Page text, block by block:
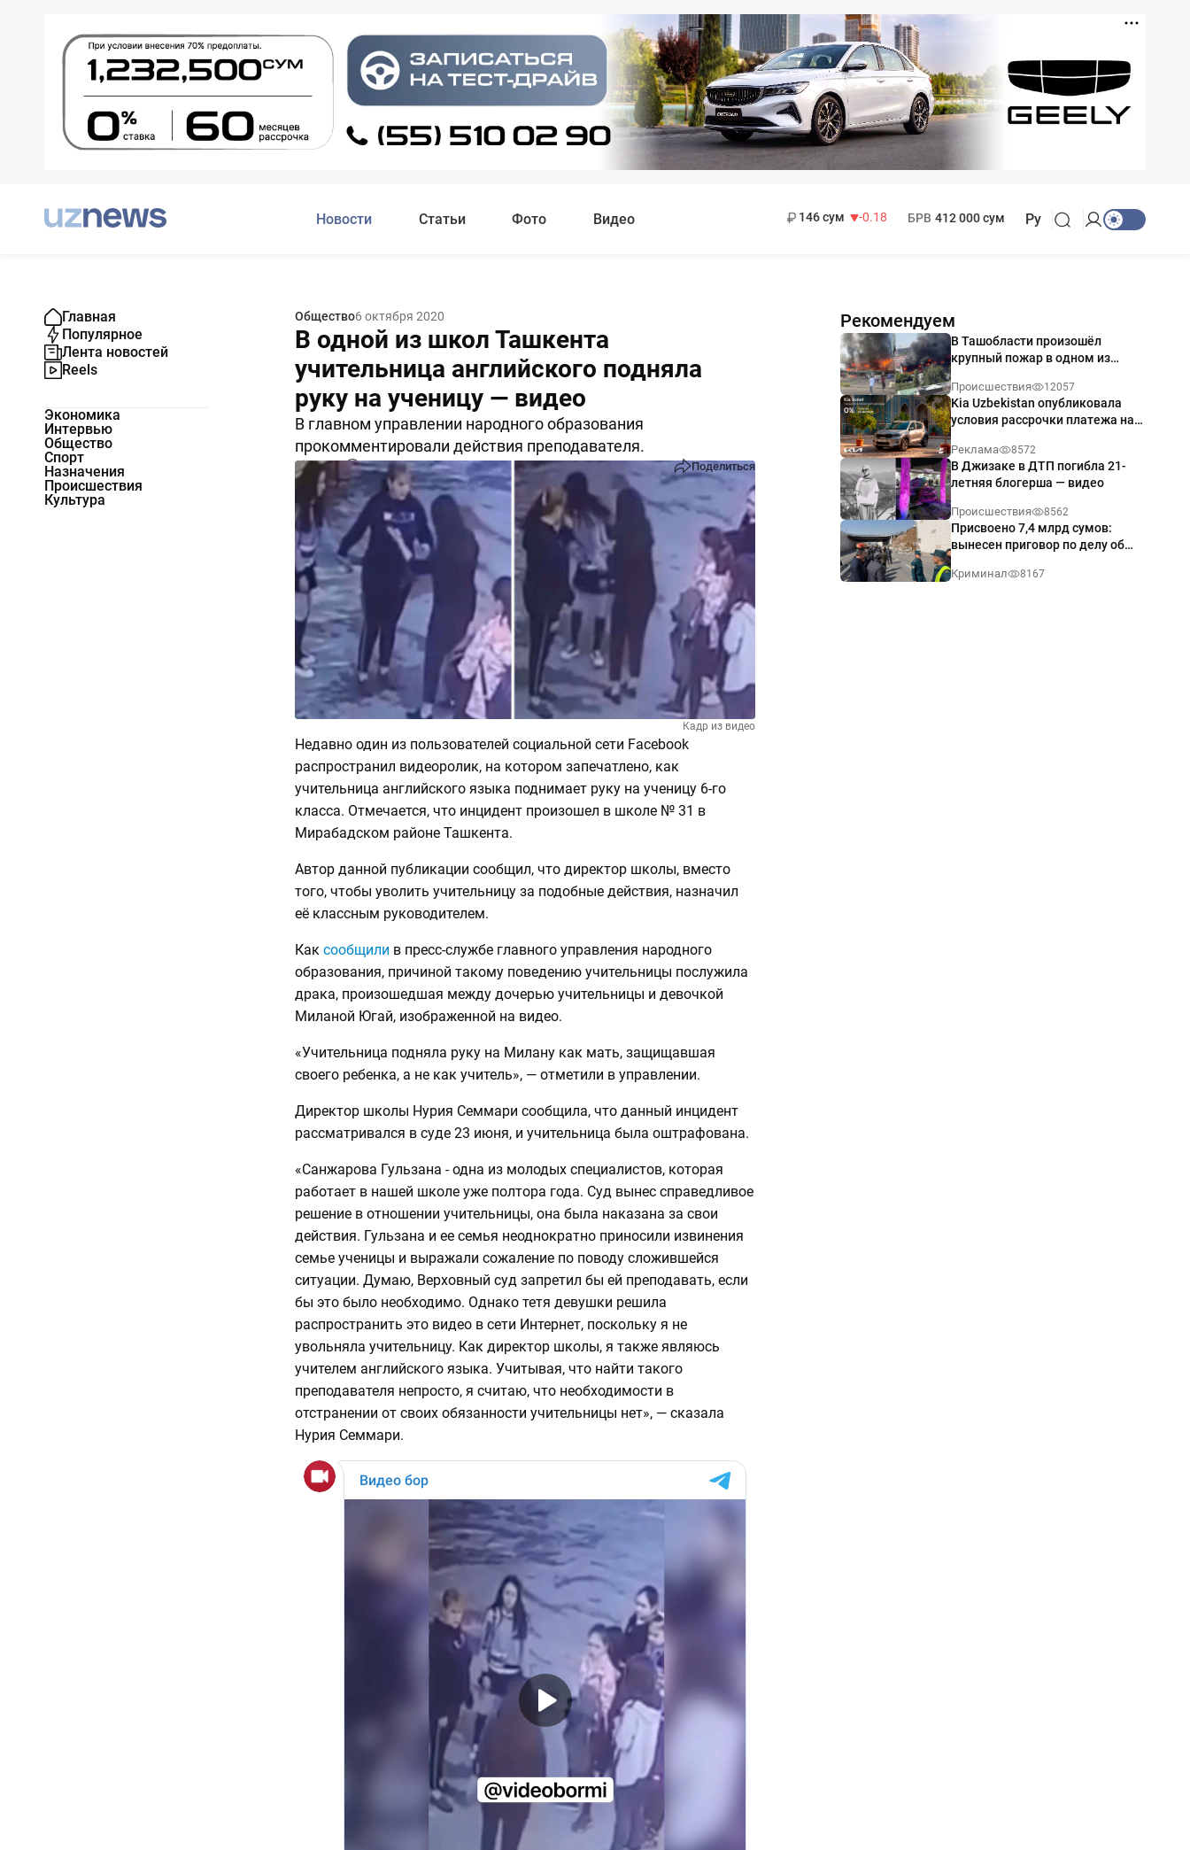
Новости Статьи Фото Видео
146 сум
-0.18
БРВ 412 000 сум Ру
Главная
Популярное
Лента новостей
Reels
Экономика
Интервью
Общество
Спорт
Назначения
Происшествия
Культура
Общество6 октября 2020
В одной из школ Ташкента
учительница английского подняла
руку на ученицу — видео
В главном управлении народного образования
прокомментировали действия преподавателя.
51053 0 Поделиться
Кадр из видео
Недавно один из пользователей социальной сети Facebook
распространил видеоролик, на котором запечатлено, как
учительница английского языка поднимает руку на ученицу 6-го
класса. Отмечается, что инцидент произошел в школе № 31 в
Мирабадском районе Ташкента.
Автор данной публикации сообщил, что директор школы, вместо
того, чтобы уволить учительницу за подобные действия, назначил
её классным руководителем.
Как сообщили в пресс-службе главного управления народного
образования, причиной такому поведению учительницы послужила
драка, произошедшая между дочерью учительницы и девочкой
Миланой Югай, изображенной на видео.
«Учительница подняла руку на Милану как мать, защищавшая
своего ребенка, а не как учитель», — отметили в управлении.
Директор школы Нурия Семмари сообщила, что данный инцидент
рассматривался в суде 23 июня, и учительница была оштрафована.
«Санжарова Гульзана - одна из молодых специалистов, которая
работает в нашей школе уже полтора года. Суд вынес справедливое
решение в отношении учительницы, она была наказана за свои
действия. Гульзана и ее семья неоднократно приносили извинения
семье ученицы и выражали сожаление по поводу сложившейся
ситуации. Думаю, Верховный суд запретил бы ей преподавать, если
бы это было необходимо. Однако тетя девушки решила
распространить это видео в сети Интернет, поскольку я не
увольняла учительницу. Как директор школы, я также являюсь
учителем английского языка. Учитывая, что найти такого
преподавателя непросто, я считаю, что необходимости в
отстранении от своих обязанности учительницы нет», — сказала
Нурия Семмари.
Рекомендуем
В Ташобласти произошёл
крупный пожар в одном из
Происшествия 12057
Kia Uzbekistan опубликовала
условия рассрочки платежа на
годовых
Реклама 8572
В Джизаке в ДТП погибла 21-
летняя блогерша — видео
Происшествия 8562
Присвоено 7,4 млрд сумов:
вынесен приговор по делу об
Ташкенте
Криминал 8167